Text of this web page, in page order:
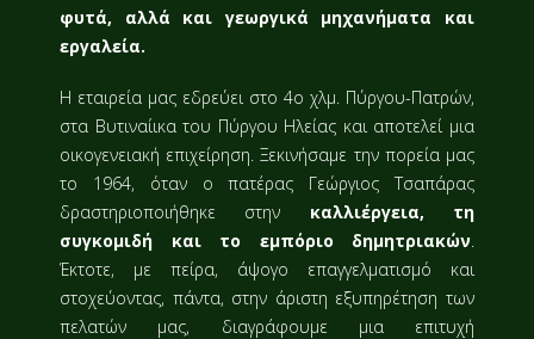
φυτά, αλλά και γεωργικά μηχανήματα και
εργαλεία.
Η εταιρεία μας εδρεύει στο 4ο χλμ. Πύργου-Πατρών,
στα Βυτιναίικα του Πύργου Ηλείας και αποτελεί μια
οικογενειακή επιχείρηση. Ξεκινήσαμε την πορεία μας
το 1964, όταν ο πατέρας Γεώργιος Τσαπάρας
δραστηριοποιήθηκε στην καλλιέργεια, τη
συγκομιδή και το εμπόριο δημητριακών.
Έκτοτε, με πείρα, άψογο επαγγελματισμό και
στοχεύοντας, πάντα, στην άριστη εξυπηρέτηση των
πελατών μας, διαγράφουμε μια επιτυχή